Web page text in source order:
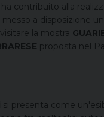
contribuito alla
a disposizione un
la mostra
proposta nel
si presenta come